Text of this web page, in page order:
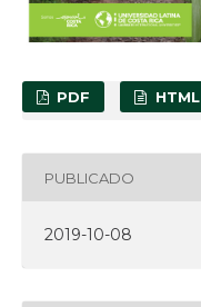
PDF HTML
PUBLICADO
2019-10-08